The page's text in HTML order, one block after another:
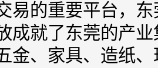
易的重要平台，
成就了东莞的产
金、家具、造纸